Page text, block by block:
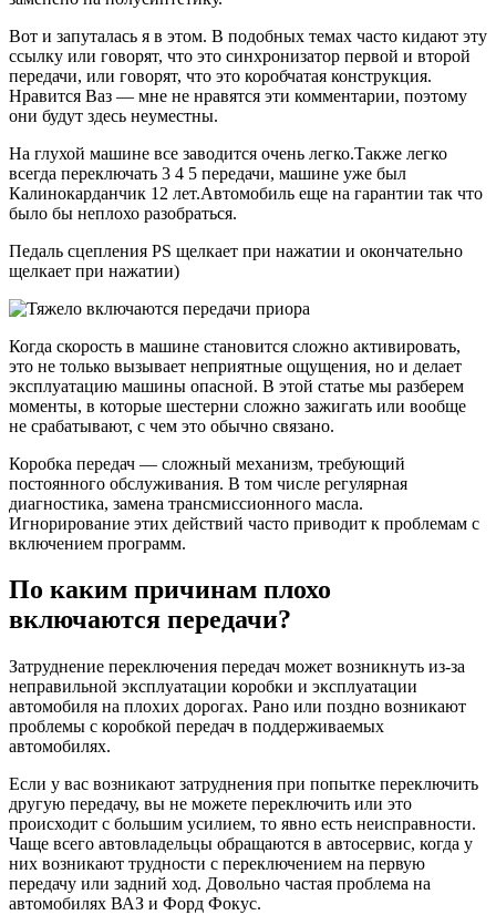
Вот и запуталась я в этом. В подобных темах часто кидают эту
ссылку или говорят, что это синхронизатор первой и второй
передачи, или говорят, что это коробчатая конструкция.
Нравится Ваз — мне не нравятся эти комментарии, поэтому
они будут здесь неуместны.
На глухой машине все заводится очень легко.Также легко
всегда переключать 3 4 5 передачи, машине уже был
Калинокарданчик 12 лет.Автомобиль еще на гарантии так что
было бы неплохо разобраться.
Педаль сцепления PS щелкает при нажатии и окончательно
щелкает при нажатии)
Когда скорость в машине становится сложно активировать,
это не только вызывает неприятные ощущения, но и делает
эксплуатацию машины опасной. В этой статье мы разберем
моменты, в которые шестерни сложно зажигать или вообще
не срабатывают, с чем это обычно связано.
Коробка передач — сложный механизм, требующий
постоянного обслуживания. В том числе регулярная
диагностика, замена трансмиссионного масла.
Игнорирование этих действий часто приводит к проблемам с
включением программ.
По каким причинам плохо
включаются передачи?
Затруднение переключения передач может возникнуть из-за
неправильной эксплуатации коробки и эксплуатации
автомобиля на плохих дорогах. Рано или поздно возникают
проблемы с коробкой передач в поддерживаемых
автомобилях.
Если у вас возникают затруднения при попытке переключить
другую передачу, вы не можете переключить или это
происходит с большим усилием, то явно есть неисправности.
Чаще всего автовладельцы обращаются в автосервис, когда у
них возникают трудности с переключением на первую
передачу или задний ход. Довольно частая проблема на
автомобилях ВАЗ и Форд Фокус.